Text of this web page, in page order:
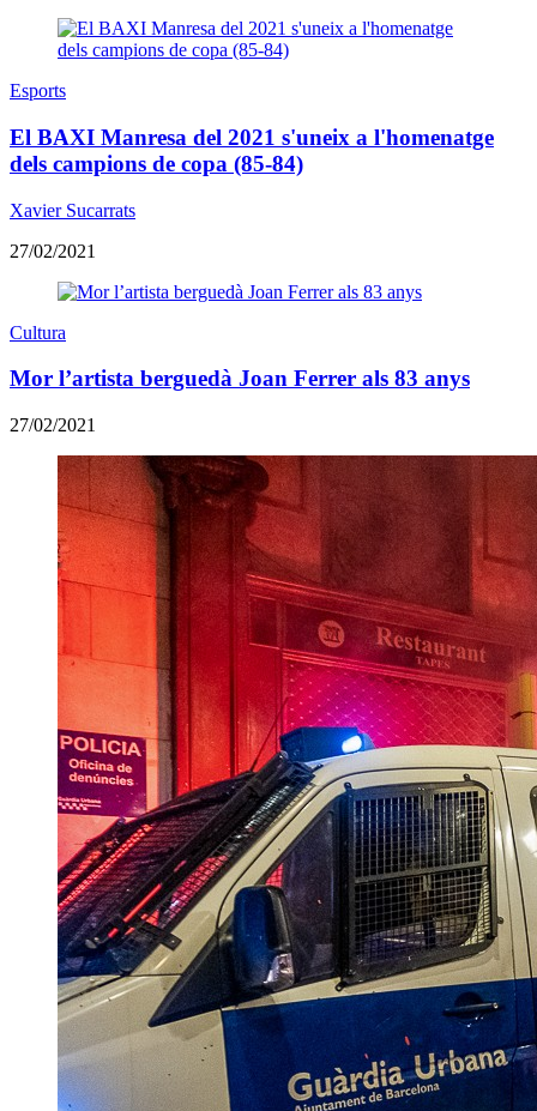
Esports
El BAXI Manresa del 2021 s'uneix a l'homenatge
dels campions de copa (85-84)
Xavier Sucarrats
27/02/2021
Cultura
Mor l’artista berguedà Joan Ferrer als 83 anys
27/02/2021